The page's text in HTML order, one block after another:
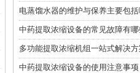
电蒸馏水器的维护与保养主要包
中药提取浓缩设备的常见故障有
多功能提取浓缩机组一站式解决
中药提取浓缩设备的使用注意事项